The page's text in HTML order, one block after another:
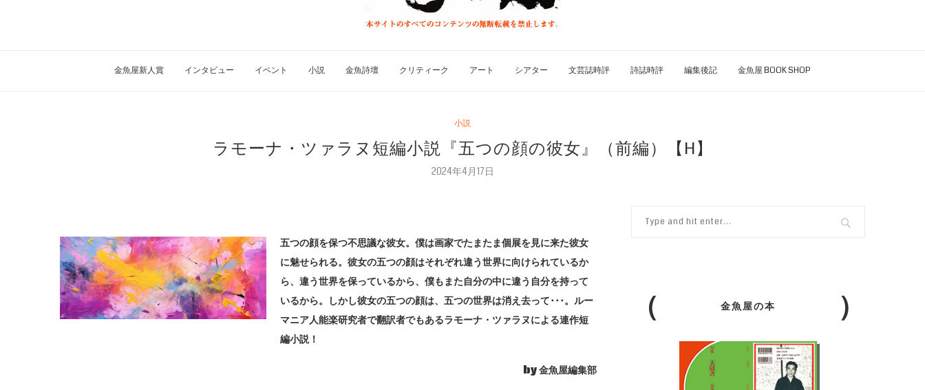
金魚屋新人賞 インタビュー イベント 小説 金魚詩壇 クリティーク アート シアター 文芸誌時評 詩誌時評 編集後記 金魚屋 BOOK SHOP
小説
ラモーナ・ツァラヌ短編小説『五つの顔の彼女』（前編）【H】
2024年4月17日
五つの顔を保つ不思議な彼女。僕は画家でたまたま個展を見に来た彼女
に魅せられる。彼女の五つの顔はそれぞれ違う世界に向けられているか
ら、違う世界を保っているから、僕もまた自分の中に違う自分を持って
いるから。しかし彼女の五つの顔は、五つの世界は消え去って･･･。ルー
マニア人能楽研究者で翻訳者でもあるラモーナ・ツァラヌによる連作短
編小説！
by 金魚屋編集部
金魚屋の本